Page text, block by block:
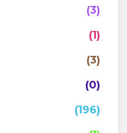
(3)
(1)
(3)
(0)
(196)